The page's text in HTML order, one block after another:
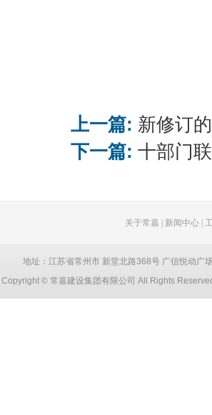
上一篇: 新修订
下一篇: 十部门
关于常嘉 新闻中心
地址：江苏省常州市 新堂北路368号 广信悦动
Copyright © 常嘉建设集团有限公司 All Rights